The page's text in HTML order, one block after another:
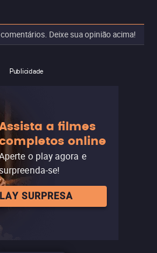
Deixe sua opinião acima!
Publicidade
a filmes
online
o play agora e
se!
SURPRESA